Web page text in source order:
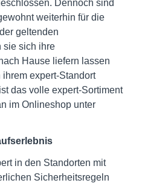
Dennoch sind
weiterhin für die
geltenden
sie sich ihre
Hause liefern lassen
expert-Standort
das volle expert-Sortiment
im Onlineshop unter
in den Standorten mit
Sicherheitsregeln